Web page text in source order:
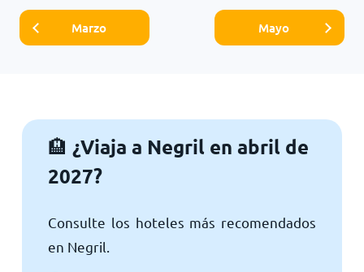
Marzo Mayo
🏨 ¿Viaja a Negril en abril de
2027?
Consulte los hoteles más recomendados
en Negril.